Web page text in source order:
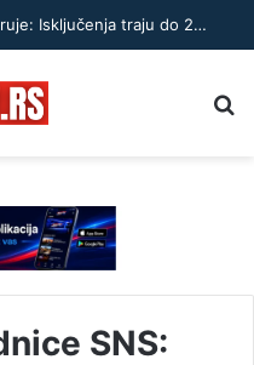
Više delova Niša danas bez struje: Isključenja traju do 20 časova
SNS: